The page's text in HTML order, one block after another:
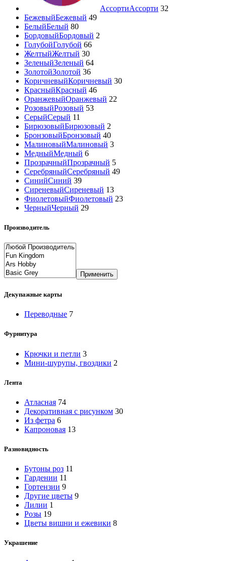
АссортиАссорти 32
БежевыйБежевый 49
БелыйБелый 80
БордовыйБордовый 2
ГолубойГолубой 66
ЖелтыйЖелтый 30
ЗеленыйЗеленый 64
ЗолотойЗолотой 36
КоричневыйКоричневый 30
КрасныйКрасный 46
ОранжевыйОранжевый 22
РозовыйРозовый 53
СерыйСерый 11
БирюзовыйБирюзовый 2
БронзовыйБронзовый 40
МалиновыйМалиновый 3
МедныйМедный 6
ПрозрачныйПрозрачный 5
СеребряныйСеребряный 49
СинийСиний 39
СиреневыйСиреневый 13
ФиолетовыйФиолетовый 23
ЧерныйЧерный 29
Производитель
Применить
Декупажные карты
Переводные 7
Фурнитура
Крючки и петли 3
Мини-шурупы, гвоздики 2
Лента
Атласная 74
Декоративная с рисунком 30
Из фетра 6
Капроновая 13
Разновидность
Бутоны роз 11
Гардении 11
Гортензии 9
Другие цветы 9
Лилии 1
Розы 19
Цветы вишни и ежевики 8
Украшение